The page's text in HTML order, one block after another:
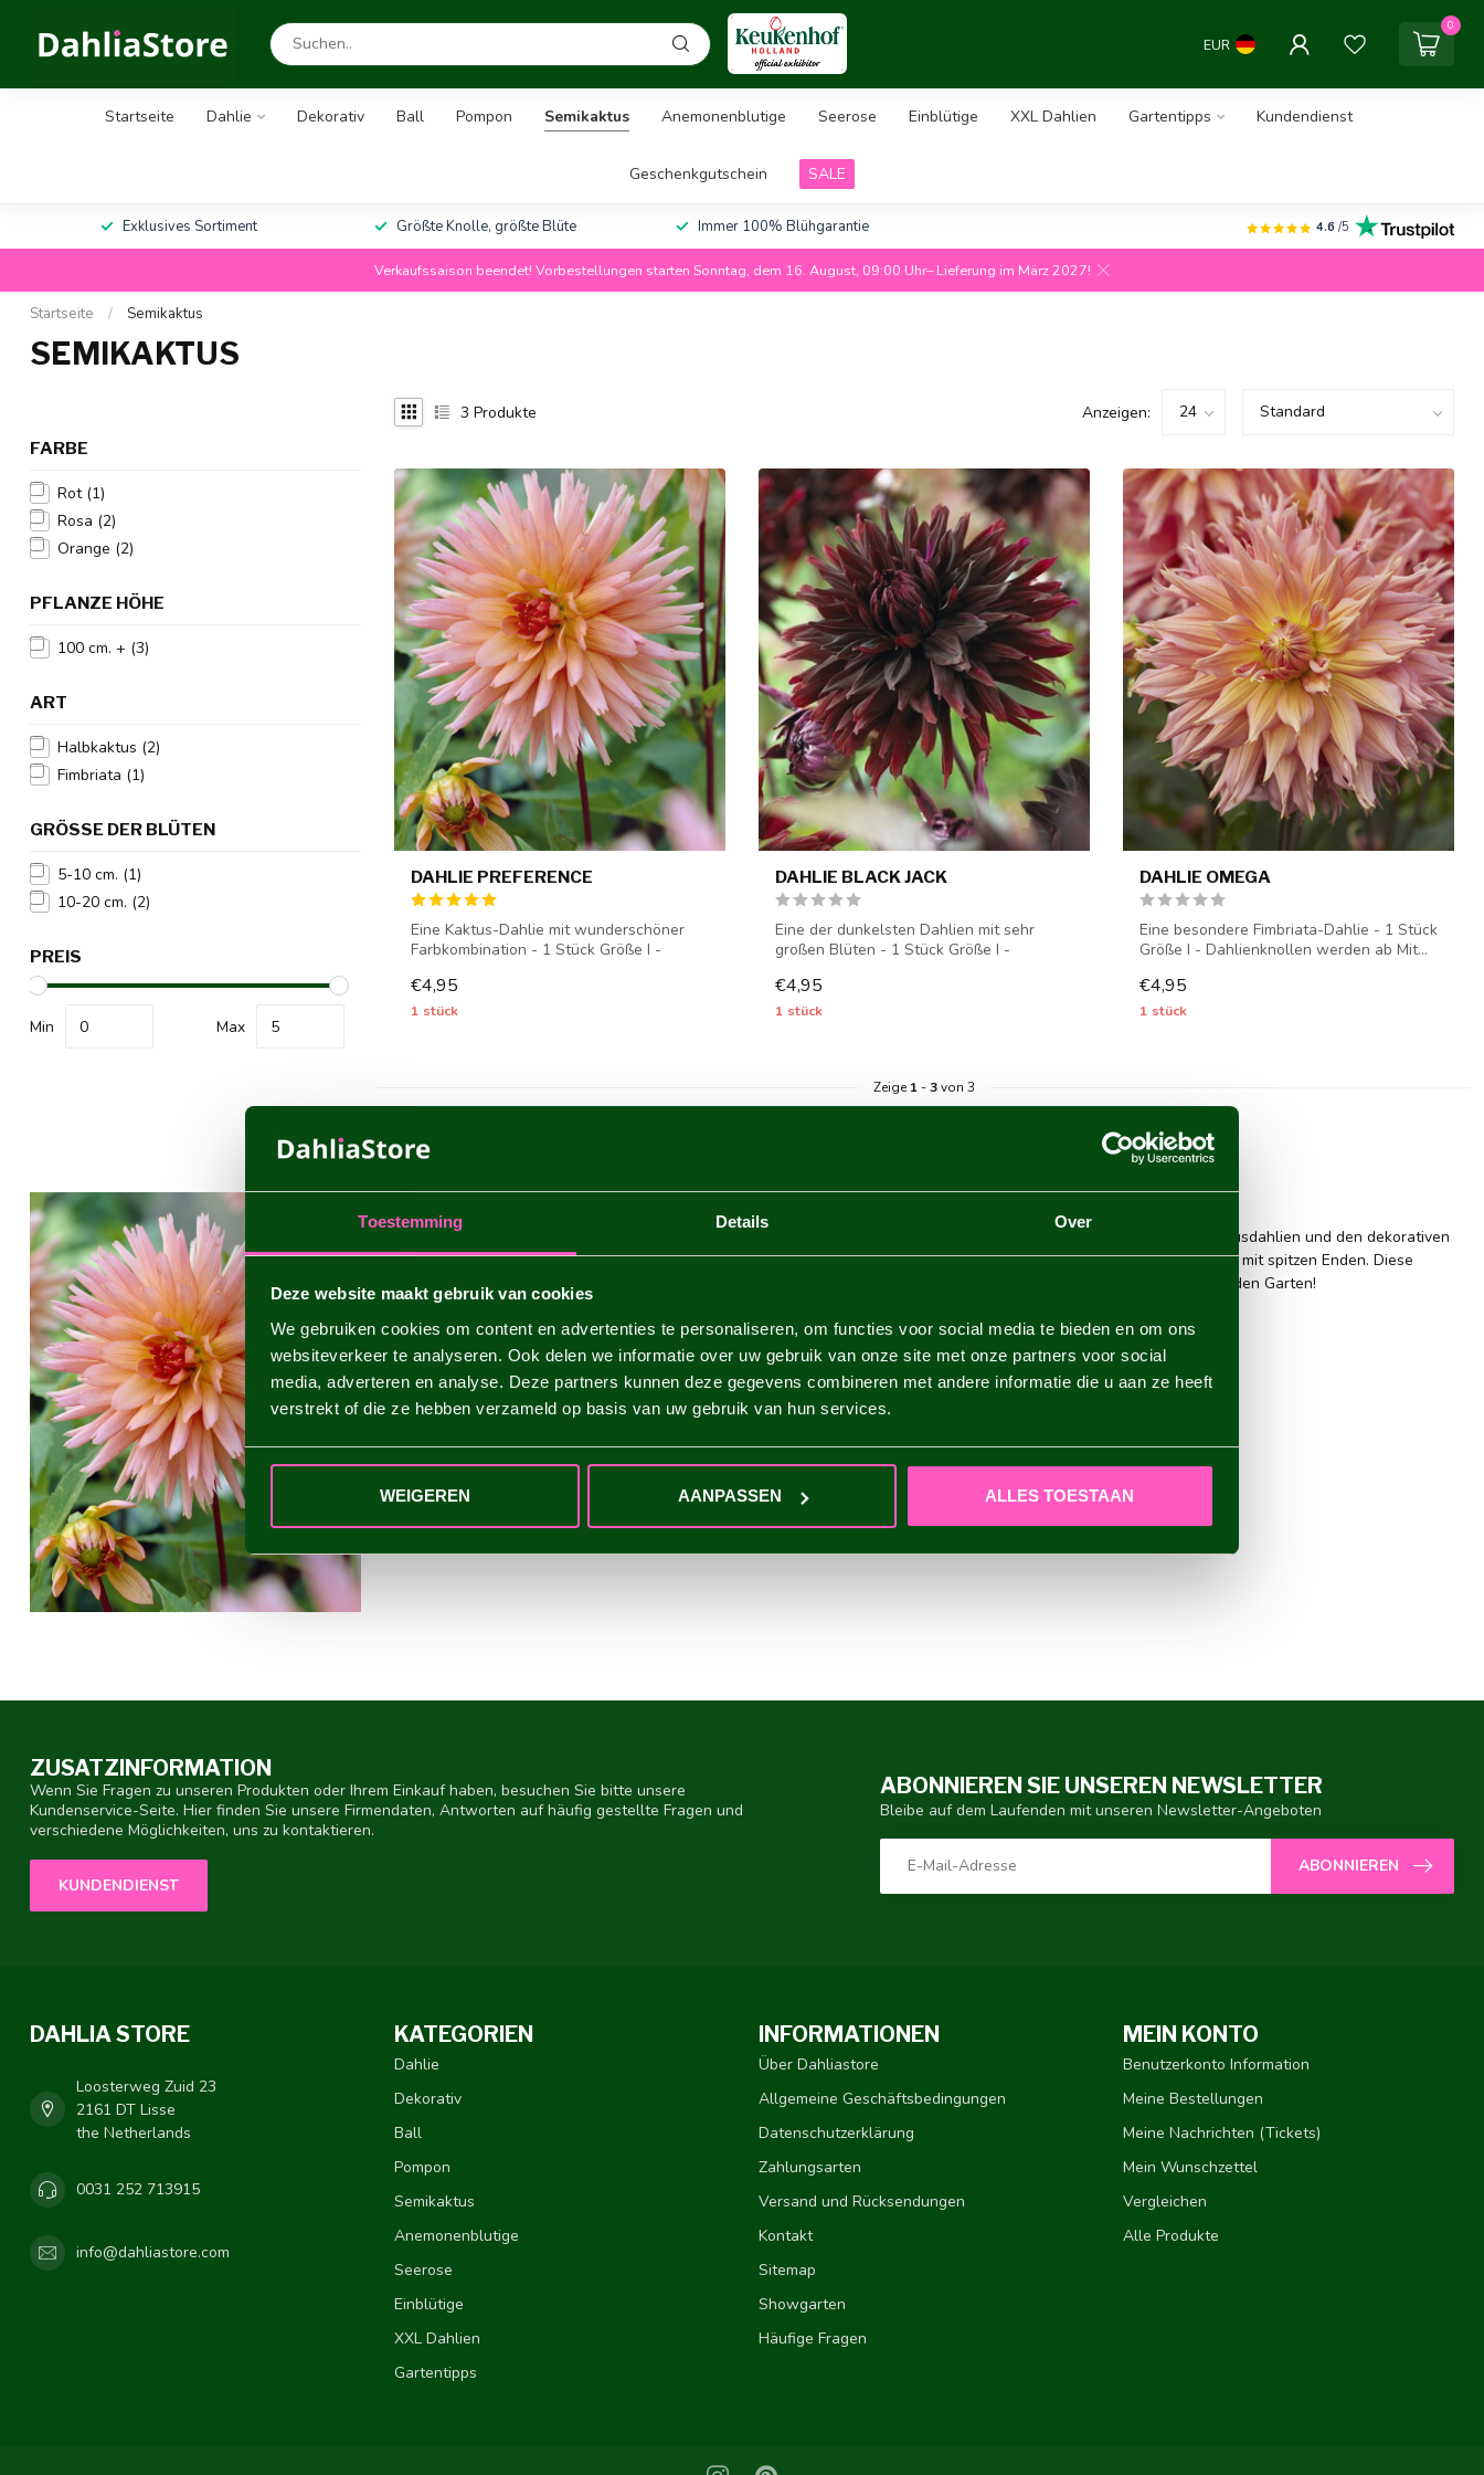
Toestemming Details Over
Deze website maakt gebruik van cookies
We gebruiken cookies om content en advertenties te personaliseren, om functies voor social media te bieden en om ons
websiteverkeer te analyseren. Ook delen we informatie over uw gebruik van onze site met onze partners voor social
media, adverteren en analyse. Deze partners kunnen deze gegevens combineren met andere informatie die u aan ze heeft
verstrekt of die ze hebben verzameld op basis van uw gebruik van hun services.
WEIGEREN AANPASSEN ALLES TOESTAAN
EUR
0
Startseite Dahlie Dekorativ Ball Pompon Semikaktus Anemonenblutige Seerose Einblütige XXL Dahlien Gartentipps Kundendienst
Geschenkgutschein SALE
Exklusives Sortiment Größte Knolle, größte Blüte Immer 100% Blühgarantie 4.6 /5
Verkaufssaison beendet! Vorbestellungen starten Sonntag, dem 16. August, 09:00 Uhr– Lieferung im März 2027!
Startseite / Semikaktus
SEMIKAKTUS
FARBE
Rot (1)
Rosa (2)
Orange (2)
PFLANZE HÖHE
100 cm. + (3)
ART
Halbkaktus (2)
Fimbriata (1)
GRÖSSE DER BLÜTEN
5-10 cm. (1)
10-20 cm. (2)
PREIS
Min Max
3 Produkte Anzeigen:
DAHLIE PREFERENCE
Eine Kaktus-Dahlie mit wunderschöner
Farbkombination - 1 Stück Größe I -
€4,95
1 stück
DAHLIE BLACK JACK
Eine der dunkelsten Dahlien mit sehr
großen Blüten - 1 Stück Größe I -
€4,95
1 stück
DAHLIE OMEGA
Eine besondere Fimbriata-Dahlie - 1 Stück
Größe I - Dahlienknollen werden ab Mit...
€4,95
1 stück
Zeige1-3von 3
Die Semicactus-Dahlie zeichnet sich durch ihre Blumenform aus, die eine Zwischenform zwischen den klassischen Kaktusdahlien und den dekorativen
Dahlienblüten aufweist. Der Blütenkopf der SemicactusDahliehat halb aufgerollte oder zurückgebogene Blütenblätter mit spitzen Enden. Diese
schönen Blumen sind besonders bemerkenswert, da sie mit langen, bunten Blütenblättern auffallen. Wunderschön für den Garten!
ZUSATZINFORMATION
Wenn Sie Fragen zu unseren Produkten oder Ihrem Einkauf haben, besuchen Sie bitte unsere
Kundenservice-Seite. Hier finden Sie unsere Firmendaten, Antworten auf häufig gestellte Fragen und
verschiedene Möglichkeiten, uns zu kontaktieren.
KUNDENDIENST
ABONNIEREN SIE UNSEREN NEWSLETTER
Bleibe auf dem Laufenden mit unseren Newsletter-Angeboten
ABONNIEREN
DAHLIA STORE
Loosterweg Zuid 23
2161 DT Lisse
the Netherlands
0031 252 713915
info@dahliastore.com
KATEGORIEN
Dahlie
Dekorativ
Ball
Pompon
Semikaktus
Anemonenblutige
Seerose
Einblütige
XXL Dahlien
Gartentipps
INFORMATIONEN
Über Dahliastore
Allgemeine Geschäftsbedingungen
Datenschutzerklärung
Zahlungsarten
Versand und Rücksendungen
Kontakt
Sitemap
Showgarten
Häufige Fragen
MEIN KONTO
Benutzerkonto Information
Meine Bestellungen
Meine Nachrichten (Tickets)
Mein Wunschzettel
Vergleichen
Alle Produkte